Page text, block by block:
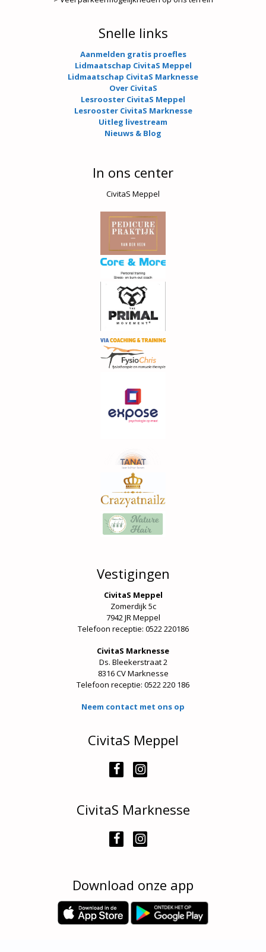
Snelle links
Aanmelden gratis proefles
Lidmaatschap CivitaS Meppel
Lidmaatschap CivitaS Marknesse
Over CivitaS
Lesrooster CivitaS Meppel
Lesrooster CivitaS Marknesse
Uitleg livestream
Nieuws & Blog
In ons center
CivitaS Meppel
Vestigingen
CivitaS Meppel
Zomerdijk 5c
7942 JR Meppel
Telefoon receptie: 0522 220186
CivitaS Marknesse
Ds. Bleekerstraat 2
8316 CV Marknesse
Telefoon receptie: 0522 220 186
Neem contact met ons op
CivitaS Meppel
CivitaS Marknesse
Download onze app